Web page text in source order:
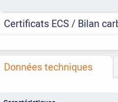
Certificats ECS / Bilan
Données techniques